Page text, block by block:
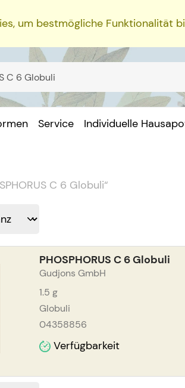
um bestmögliche Funktionalität
Service Individuelle
C 6 Globuli“
PHOSPHORUS C 6 Globuli
Gudjons GmbH
1.5 g
Globuli
04358856
Verfügbarkeit